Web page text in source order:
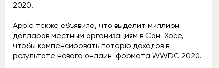
2020.
Apple также объявила, что выделит миллион
долларов местным организациям в Сан-Хосе,
чтобы компенсировать потерю доходов в
результате нового онлайн-формата WWDC 2020.